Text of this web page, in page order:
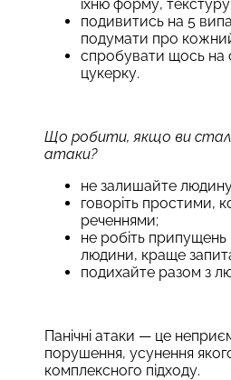
їхню форму,
подивитись на 5
подумати про
спробувати щось на
цукерку.
Що робити, якщо ви стали
атаки?
не залишайте
говоріть простими,
реченнями;
не робіть
людини, краще
подихайте разом з
Панічні атаки — це
порушення, усунення
комплексного підходу.